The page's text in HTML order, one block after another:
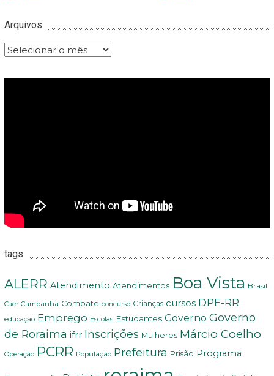
Arquivos
Arquivos
tags
ALERR Atendimento Atendimentos Boa Vista Brasil
Caer Campanha Combate concurso Crianças cursos DPE-RR
educação Emprego Escolas Estudantes Governo Governo
de Roraima ifrr Inscrições Mulheres Márcio Coelho
Operação PCRR População Prefeitura Prisão Programa